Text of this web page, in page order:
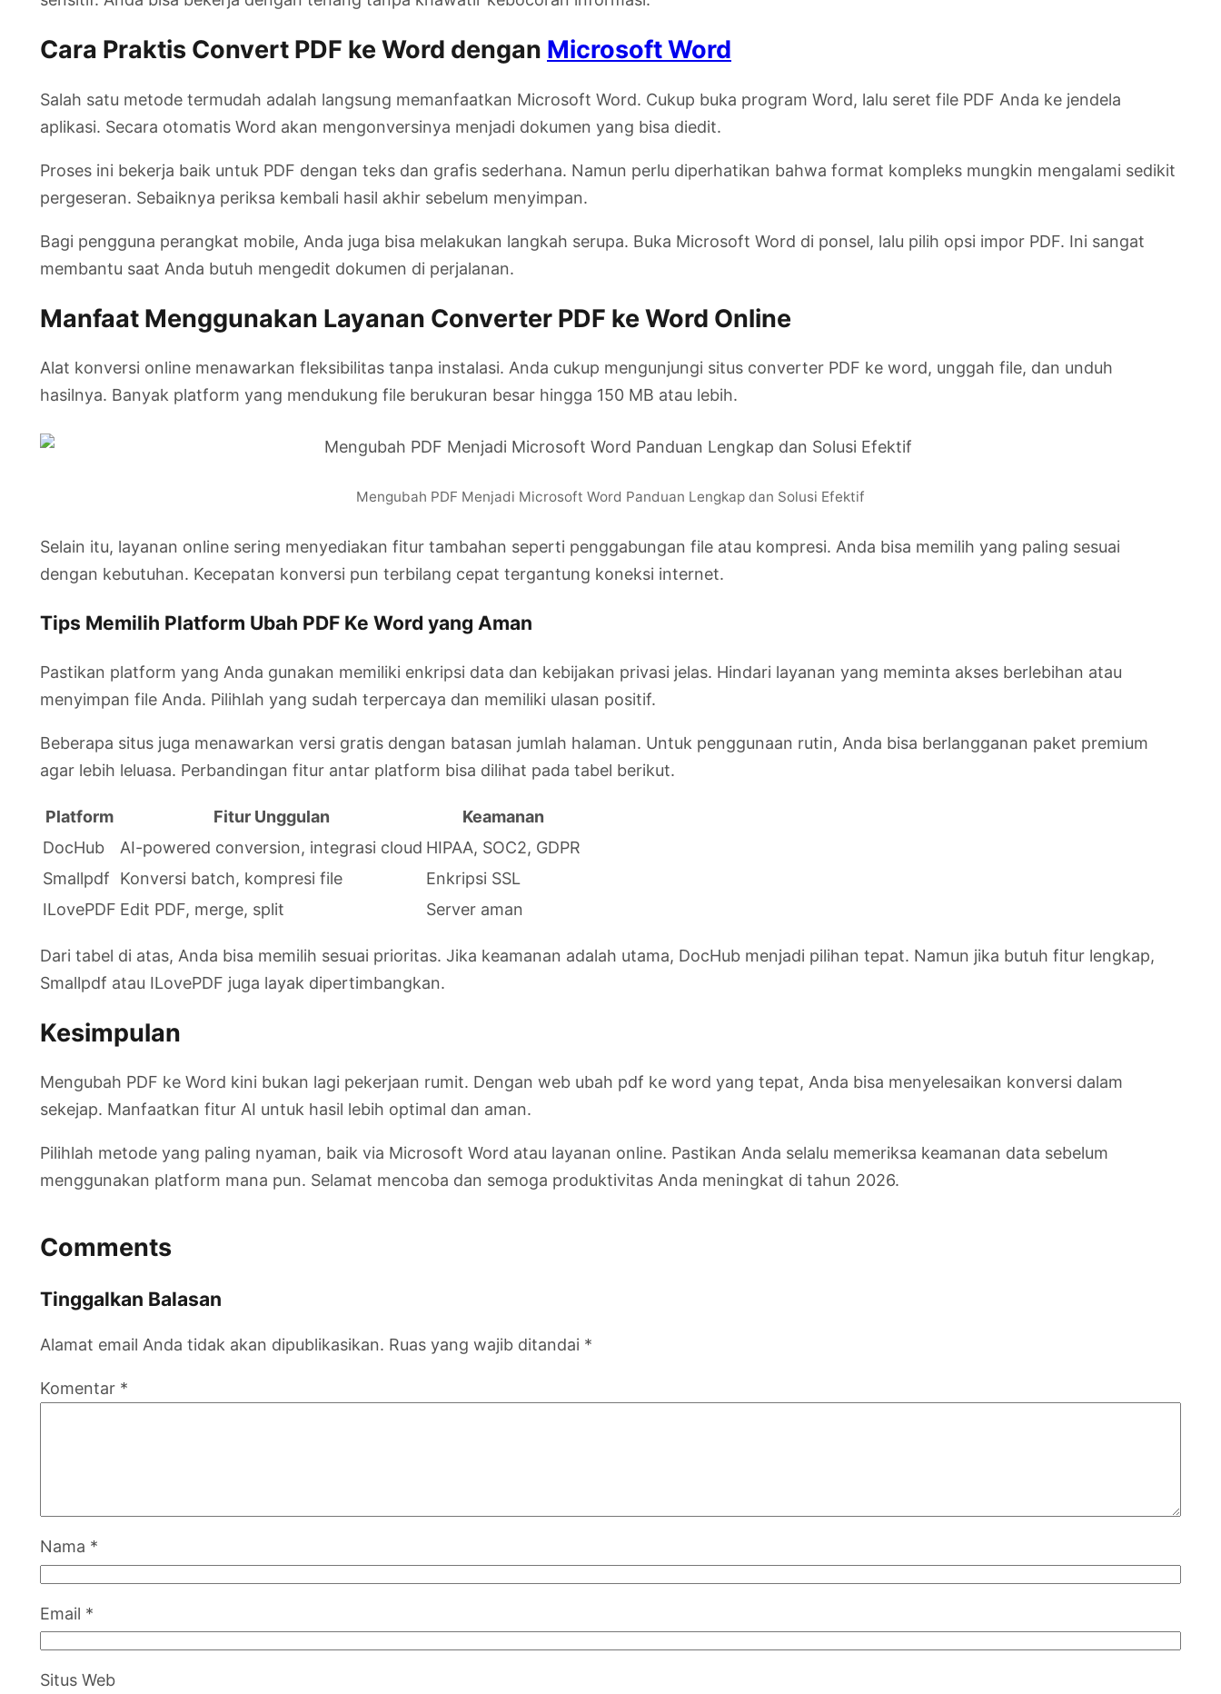
Cara Praktis Convert PDF ke Word dengan Microsoft Word
Salah satu metode termudah adalah langsung memanfaatkan Microsoft Word. Cukup buka program Word, lalu seret file PDF Anda ke jendela
aplikasi. Secara otomatis Word akan mengonversinya menjadi dokumen yang bisa diedit.
Proses ini bekerja baik untuk PDF dengan teks dan grafis sederhana. Namun perlu diperhatikan bahwa format kompleks mungkin mengalami sedikit
pergeseran. Sebaiknya periksa kembali hasil akhir sebelum menyimpan.
Bagi pengguna perangkat mobile, Anda juga bisa melakukan langkah serupa. Buka Microsoft Word di ponsel, lalu pilih opsi impor PDF. Ini sangat
membantu saat Anda butuh mengedit dokumen di perjalanan.
Manfaat Menggunakan Layanan Converter PDF ke Word Online
Alat konversi online menawarkan fleksibilitas tanpa instalasi. Anda cukup mengunjungi situs converter PDF ke word, unggah file, dan unduh
hasilnya. Banyak platform yang mendukung file berukuran besar hingga 150 MB atau lebih.
Mengubah PDF Menjadi Microsoft Word Panduan Lengkap dan Solusi Efektif
Selain itu, layanan online sering menyediakan fitur tambahan seperti penggabungan file atau kompresi. Anda bisa memilih yang paling sesuai
dengan kebutuhan. Kecepatan konversi pun terbilang cepat tergantung koneksi internet.
Tips Memilih Platform Ubah PDF Ke Word yang Aman
Pastikan platform yang Anda gunakan memiliki enkripsi data dan kebijakan privasi jelas. Hindari layanan yang meminta akses berlebihan atau
menyimpan file Anda. Pilihlah yang sudah terpercaya dan memiliki ulasan positif.
Beberapa situs juga menawarkan versi gratis dengan batasan jumlah halaman. Untuk penggunaan rutin, Anda bisa berlangganan paket premium
agar lebih leluasa. Perbandingan fitur antar platform bisa dilihat pada tabel berikut.
Platform Fitur Unggulan
Keamanan
DocHub
AI-powered conversion, integrasi cloud HIPAA, SOC2, GDPR
Smallpdf
Konversi batch, kompresi file
Enkripsi SSL
ILovePDF Edit PDF, merge, split Server aman
Dari tabel di atas, Anda bisa memilih sesuai prioritas. Jika keamanan adalah utama, DocHub menjadi pilihan tepat. Namun jika butuh fitur lengkap,
Smallpdf atau ILovePDF juga layak dipertimbangkan.
Kesimpulan
Mengubah PDF ke Word kini bukan lagi pekerjaan rumit. Dengan web ubah pdf ke word yang tepat, Anda bisa menyelesaikan konversi dalam
sekejap. Manfaatkan fitur AI untuk hasil lebih optimal dan aman.
Pilihlah metode yang paling nyaman, baik via Microsoft Word atau layanan online. Pastikan Anda selalu memeriksa keamanan data sebelum
menggunakan platform mana pun. Selamat mencoba dan semoga produktivitas Anda meningkat di tahun 2026.
Comments
Tinggalkan Balasan
Alamat email Anda tidak akan dipublikasikan. Ruas yang wajib ditandai *
Komentar *
Nama *
Email *
Situs Web